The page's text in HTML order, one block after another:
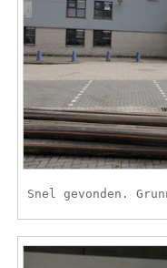
Snel gevonden.